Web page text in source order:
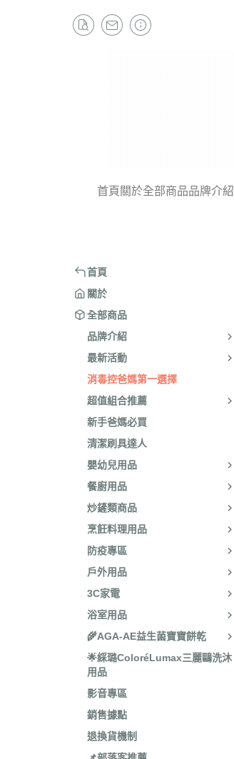
首頁 關於全部商品品牌介紹
首頁
關於
全部商品
品牌介紹
最新活動
消毒控爸媽第一選擇
超值組合推薦
新手爸媽必買
清潔刷具達人
嬰幼兒用品
餐廚用品
炒鏟類商品
烹飪料理用品
防疫專區
戶外用品
3C家電
浴室用品
🌾AGA-AE益生菌寶寶餅乾
🌟綵璐ColoréLumax三麗鷗洗沐
用品
影音專區
銷售據點
退換貨機制